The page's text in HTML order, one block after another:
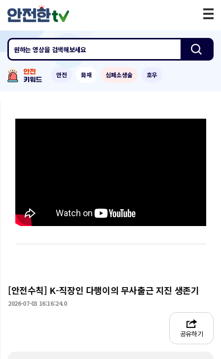
원하는 영상을 검색해보세요
안전 화재 심폐소생술 호우
[안전수칙] K-직장인 다행이의 무사출근 지진 생존기
2026-07-03 16:16:24.0
공유하기